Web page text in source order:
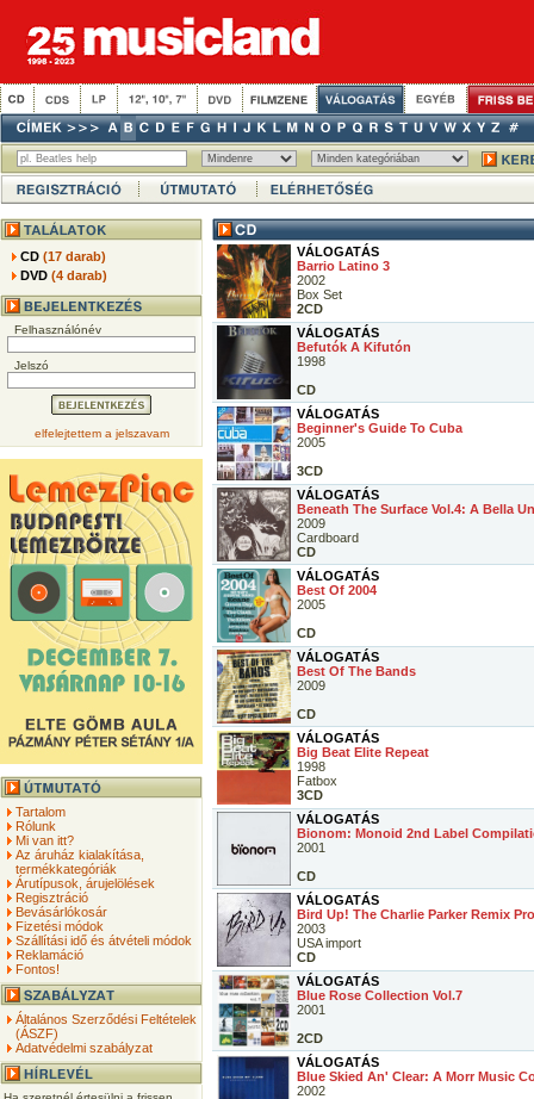
CD(17 darab)
DVD(4 darab)
Felhasználónév
Jelszó
elfelejtettem a jelszavam
Tartalom
Rólunk
Mi van itt?
Az áruház kialakítása,
termékkategóriák
Árutípusok, árujelölések
Regisztráció
Bevásárlókosár
Fizetési módok
Szállítási idő és átvételi módok
Reklamáció
Fontos!
Általános Szerződési Feltételek
(ÁSZF)
Adatvédelmi szabályzat
VÁLOGATÁS
Barrio Latino 3
2002
Box Set
2CD
VÁLOGATÁS
Befutók A Kifutón
1998
CD
VÁLOGATÁS
Beginner's Guide To Cuba
2005
3CD
VÁLOGATÁS
Beneath The Surface Vol.4: A Bella
2009
Cardboard
CD
VÁLOGATÁS
Best Of 2004
2005
CD
VÁLOGATÁS
Best Of The Bands
2009
CD
VÁLOGATÁS
Big Beat Elite Repeat
1998
Fatbox
3CD
VÁLOGATÁS
Bionom: Monoid 2nd Label
2001
CD
VÁLOGATÁS
Bird Up! The Charlie Parker Remix
2003
USA import
CD
VÁLOGATÁS
Blue Rose Collection Vol.7
2001
2CD
VÁLOGATÁS
Blue Skied An' Clear: A Morr Music
2002